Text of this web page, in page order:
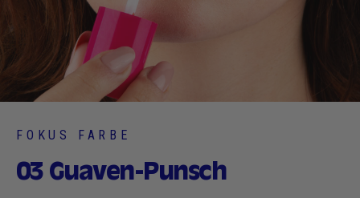
FOKUS FARBE
03 Guaven-Punsch